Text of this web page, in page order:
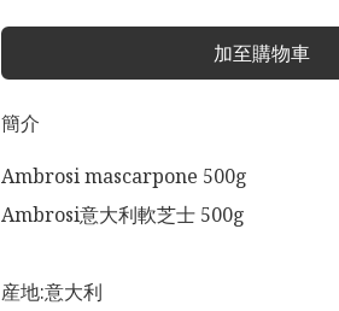
加至購物車
簡介
Ambrosi mascarpone 500g
Ambrosi意大利軟芝士 500g
産地:意大利